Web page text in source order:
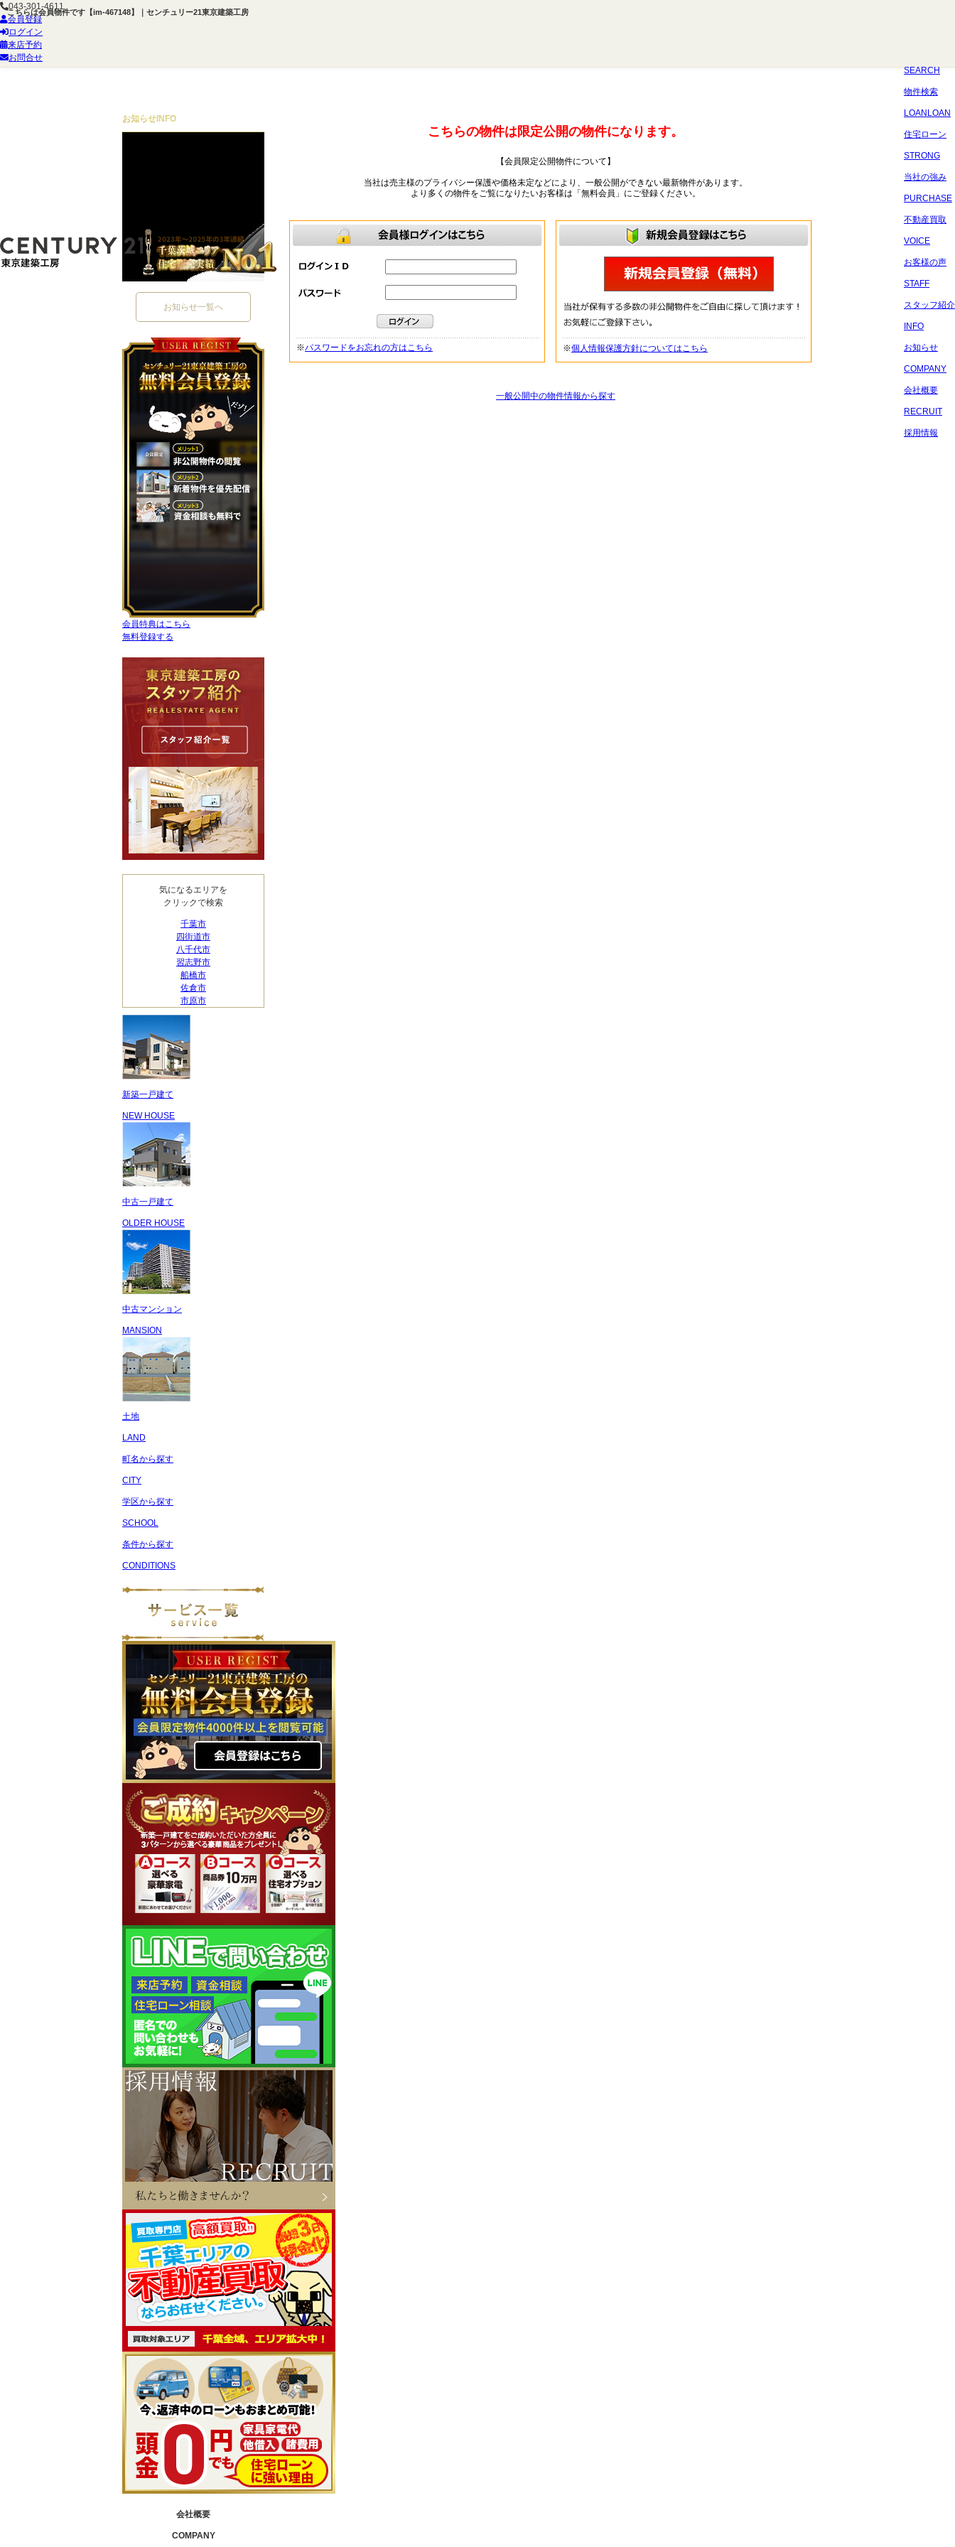
こちらは会員物件です【im-467148】｜センチュリー21東京建築工房
043-301-4611
会員登録
ログイン
来店予約
お問合せ
SEARCH
物件検索
LOANLOAN
住宅ローン
STRONG
当社の強み
PURCHASE
不動産買取
VOICE
お客様の声
STAFF
スタッフ紹介
INFO
お知らせ
COMPANY
会社概要
RECRUIT
採用情報
こちらの物件は限定公開の物件になります。
【会員限定公開物件について】
当社は売主様のプライバシー保護や価格未定などにより、一般公開ができない最新物件があります。
より多くの物件をご覧になりたいお客様は「無料会員」にご登録ください。
※パスワードをお忘れの方はこちら ※個人情報保護方針についてはこちら
一般公開中の物件情報から探す
お知らせ INFO
お知らせ一覧へ
会員特典はこちら
無料登録する
気になるエリアを
クリックで検索
千葉市
四街道市
八千代市
習志野市
船橋市
佐倉市
市原市
新築一戸建て
NEW HOUSE
中古一戸建て
OLDER HOUSE
中古マンション
MANSION
土地
LAND
町名から探す
CITY
学区から探す
SCHOOL
条件から探す
CONDITIONS
会社概要
COMPANY